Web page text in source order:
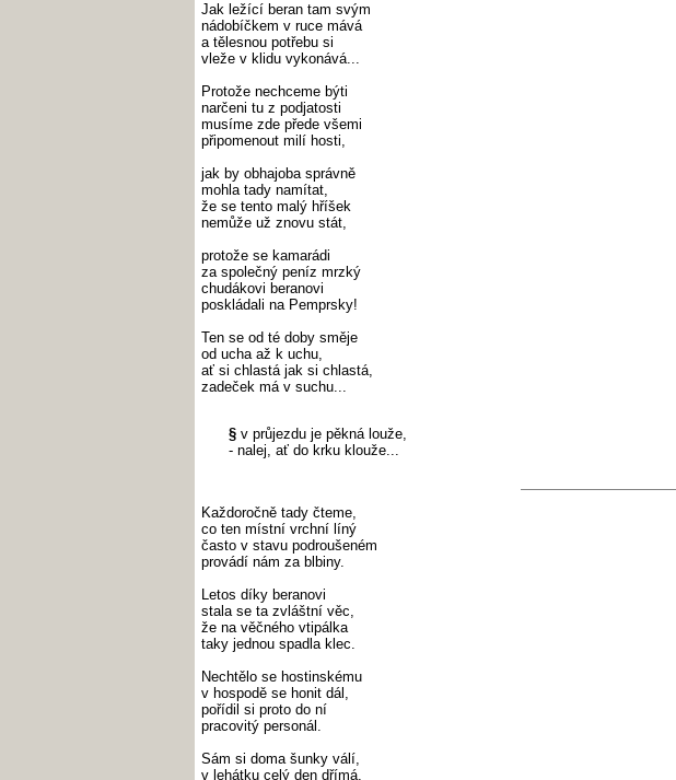
Jak ležící beran tam svým
nádobíčkem v ruce mává
a tělesnou potřebu si
vleže v klidu vykonává...
Protože nechceme býti
narčeni tu z podjatosti
musíme zde přede všemi
připomenout milí hosti,
jak by obhajoba správně
mohla tady namítat,
že se tento malý hříšek
nemůže už znovu stát,
protože se kamarádi
za společný peníz mrzký
chudákovi beranovi
poskládali na Pemprsky!
Ten se od té doby směje
od ucha až k uchu,
ať si chlastá jak si chlastá,
zadeček má v suchu...
§ v průjezdu je pěkná louže,
- nalej, ať do krku klouže...
Každoročně tady čteme,
co ten místní vrchní líný
často v stavu podroušeném
provádí nám za blbiny.
Letos díky beranovi
stala se ta zvláštní věc,
že na věčného vtipálka
taky jednou spadla klec.
Nechtělo se hostinskému
v hospodě se honit dál,
pořídil si proto do ní
pracovitý personál.
Sám si doma šunky válí,
v lehátku celý den dřímá,